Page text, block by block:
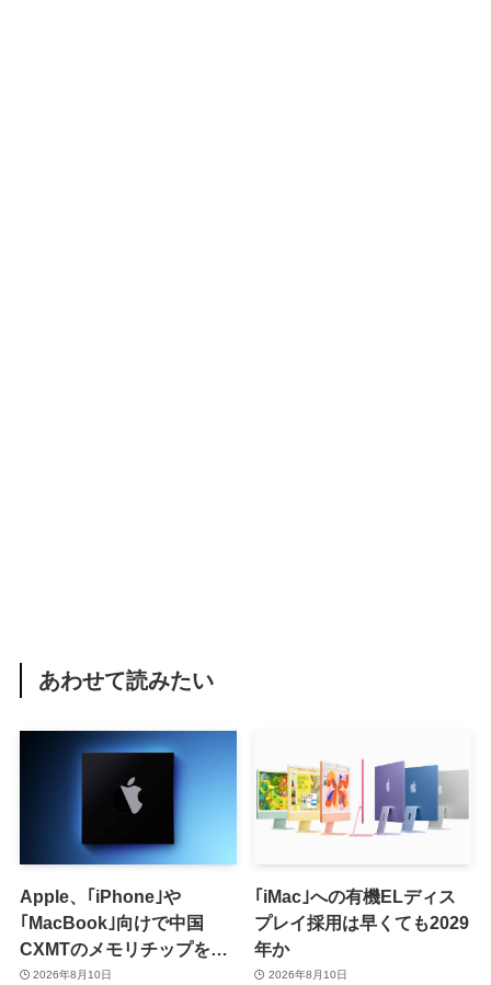
あわせて読みたい
Apple、｢iPhone｣や
｢MacBook｣向けで中国
CXMTのメモリチップをテ
スト
2026年8月10日
｢iMac｣への有機ELディス
プレイ採用は早くても2029
年か
2026年8月10日